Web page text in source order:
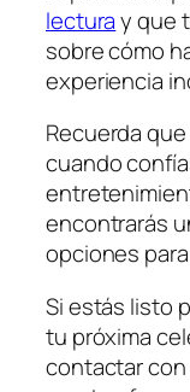
lectura y que
sobre cómo
experiencia
Recuerda
cuando
encontrarás
opciones
Si estás listo
tu próxima
contactar con